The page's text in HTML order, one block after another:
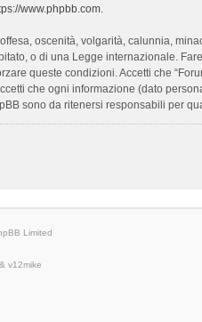
www.phpbb.com.
oscenità, volgarità, calunnia,
o di una Legge internazionale.
queste condizioni. Accetti che
che ogni informazione (dato
sono da ritenersi responsabili per
Limited
v12mike